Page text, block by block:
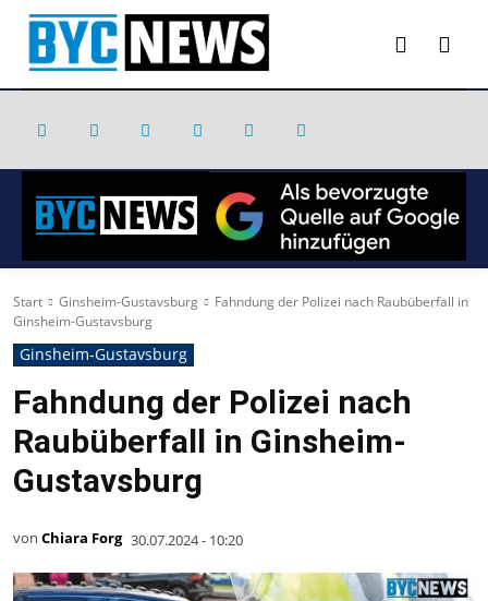
Start Ginsheim-Gustavsburg
Fahndung der Polizei nach Raubüberfall in
Ginsheim-Gustavsburg
Ginsheim-Gustavsburg
Fahndung der Polizei nach
Raubüberfall in Ginsheim-
Gustavsburg
von Chiara Forg 30.07.2024 - 10:20